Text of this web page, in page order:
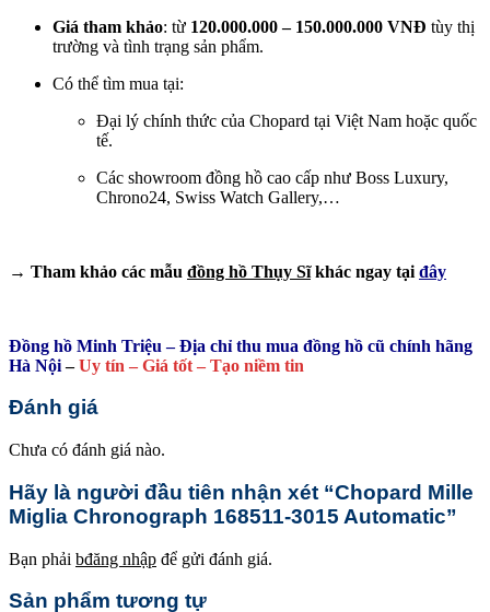
Giá tham khảo: từ 120.000.000 – 150.000.000 VNĐ tùy thị
trường và tình trạng sản phẩm.
Có thể tìm mua tại:
Đại lý chính thức của Chopard tại Việt Nam hoặc quốc
tế.
Các showroom đồng hồ cao cấp như Boss Luxury,
Chrono24, Swiss Watch Gallery,…
→ Tham khảo các mẫu đồng hồ Thụy Sĩkhác ngay tại đây
Đồng hồ Minh Triệu – Địa chỉ thu mua đồng hồ cũ chính hãng
Hà Nội–Uy tín – Giá tốt – Tạo niềm tin
Đánh giá
Chưa có đánh giá nào.
Hãy là người đầu tiên nhận xét “Chopard Mille
Miglia Chronograph 168511-3015 Automatic”
Bạn phải bđăng nhập để gửi đánh giá.
Sản phẩm tương tự